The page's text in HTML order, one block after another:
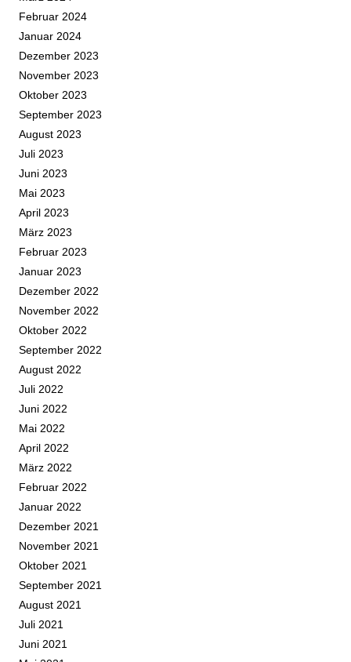
Februar 2024
Januar 2024
Dezember 2023
November 2023
Oktober 2023
September 2023
August 2023
Juli 2023
Juni 2023
Mai 2023
April 2023
März 2023
Februar 2023
Januar 2023
Dezember 2022
November 2022
Oktober 2022
September 2022
August 2022
Juli 2022
Juni 2022
Mai 2022
April 2022
März 2022
Februar 2022
Januar 2022
Dezember 2021
November 2021
Oktober 2021
September 2021
August 2021
Juli 2021
Juni 2021